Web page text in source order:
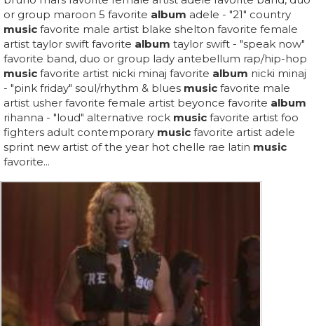
or group maroon 5 favorite album adele - "21" country
music favorite male artist blake shelton favorite female
artist taylor swift favorite album taylor swift - "speak now"
favorite band, duo or group lady antebellum rap/hip-hop
music favorite artist nicki minaj favorite album nicki minaj
- "pink friday" soul/rhythm & blues music favorite male
artist usher favorite female artist beyonce favorite album
rihanna - "loud" alternative rock music favorite artist foo
fighters adult contemporary music favorite artist adele
sprint new artist of the year hot chelle rae latin music
favorite...